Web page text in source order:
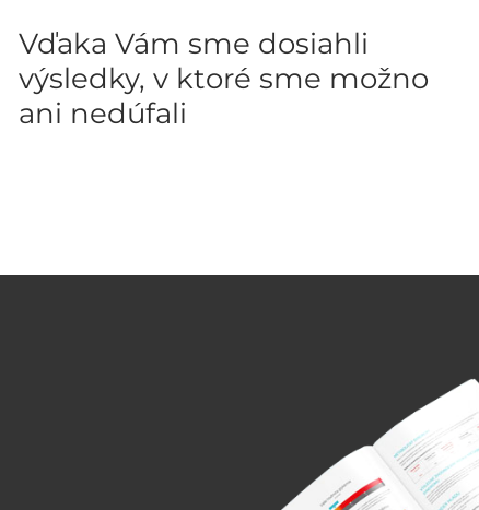
Vďaka Vám sme dosiahli
výsledky, v ktoré sme možno
ani nedúfali